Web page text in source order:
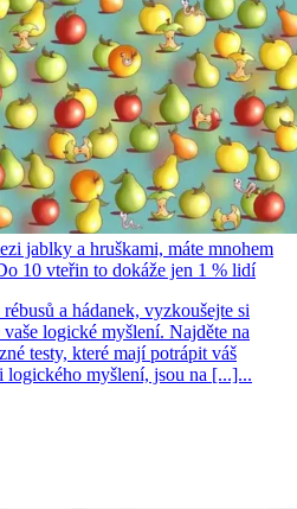
jablky a hruškami, máte mnohem
10 vteřin to dokáže jen 1 % lidí
a hádanek, vyzkoušejte si
logické myšlení. Najděte na
testy, které mají potrápit váš
logického myšlení, jsou na [...]...